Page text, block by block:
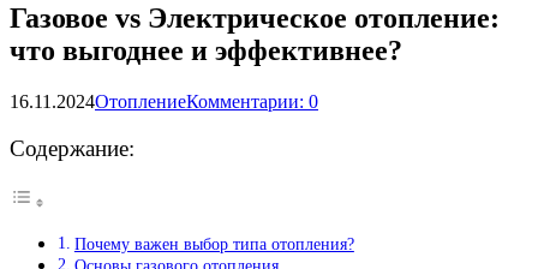
Газовое vs Электрическое отопление:
что выгоднее и эффективнее?
16.11.2024ОтоплениеКомментарии: 0
Содержание:
Почему важен выбор типа отопления?